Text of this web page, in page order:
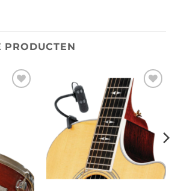
PRODUCTEN
Toevoegen
verlanglijst